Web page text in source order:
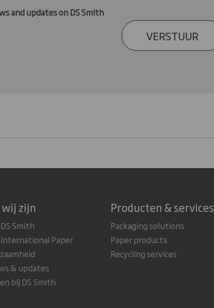
and updates on DS Smith
VERSTUUR
wij zijn
Smith
Paper
& updates
bij DS Smith
Producten & services
Packaging solutions
Paper products
Recycling services